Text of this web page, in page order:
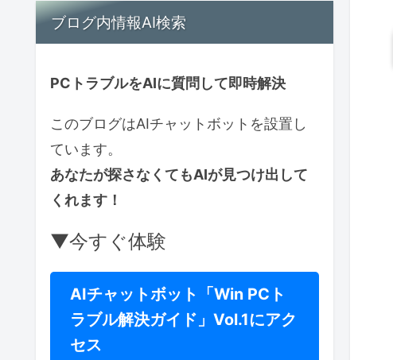
ブログ内情報AI検索
PCトラブルをAIに質問して即時解決
このブログはAIチャットボットを設置し
ています。
あなたが探さなくてもAIが見つけ出して
くれます！
▼今すぐ体験
AIチャットボット「Win PCト
ラブル解決ガイド」Vol.1にアク
セス